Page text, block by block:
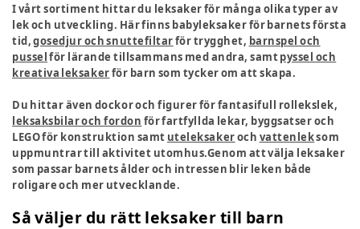
I vårt sortiment hittar du leksaker för många olika typer av
lek och utveckling. Här finns babyleksaker för barnets första
tid,gosedjur och snuttefiltarför trygghet, barnspel och
pusselför lärande tillsammans med andra, samtpyssel och
kreativa leksakerför barn som tycker om att skapa.
Du hittar även dockor och figurer för fantasifull rollekslek,
leksaksbilar och fordon för fartfyllda lekar, byggsatser och
LEGO för konstruktion samt uteleksakeroch vattenleksom
uppmuntrar till aktivitet utomhus.Genom att välja leksaker
som passar barnets ålder och intressen blir leken både
roligare och mer utvecklande.
Så väljer du rätt leksaker till barn